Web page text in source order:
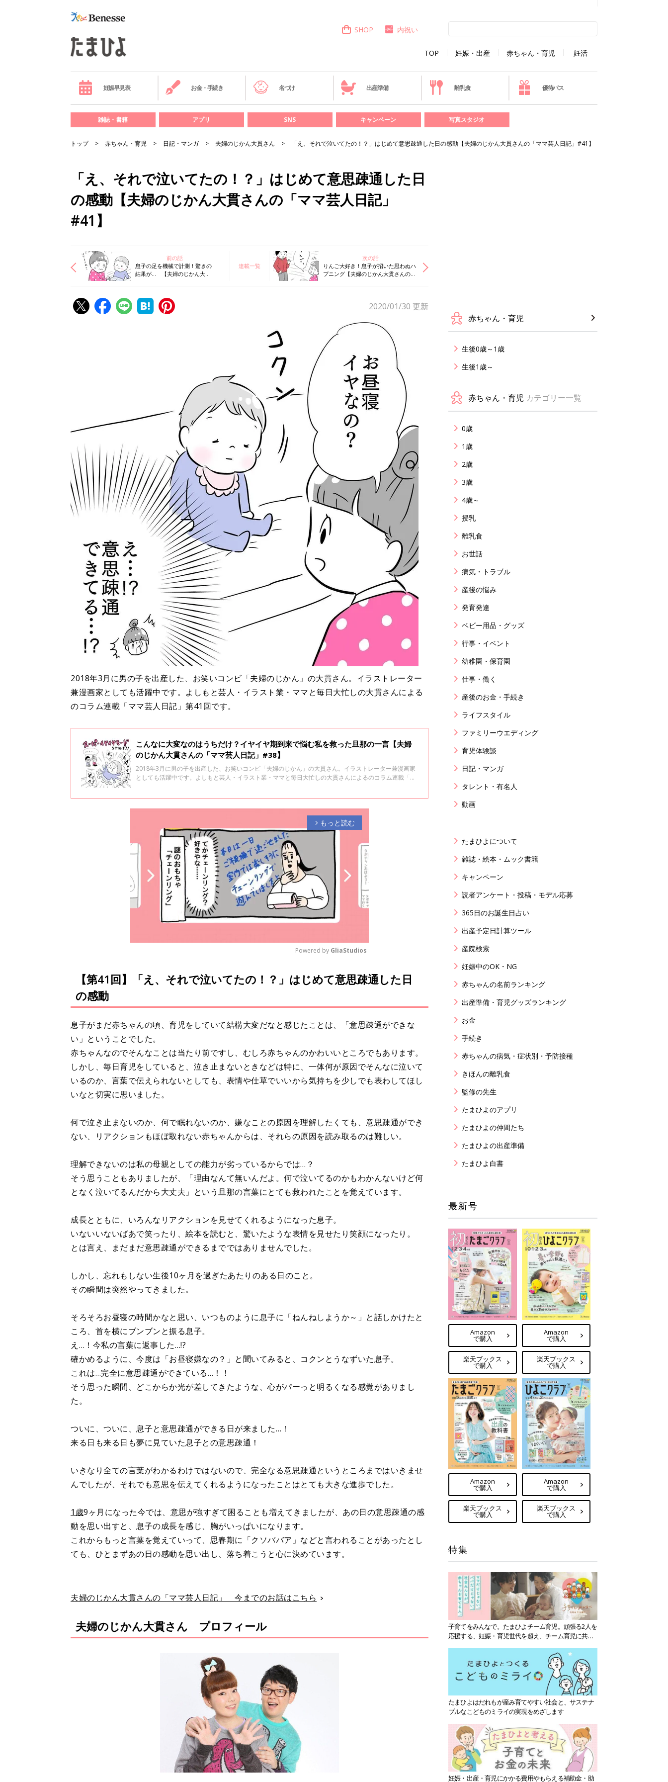
TOP 妊娠・出産 赤ちゃん・育児 妊活
SHOP 内祝い
妊娠早見表 お金・手続き 名づけ 出産準備 離乳食 優待パス
雑誌・書籍 アプリ SNS キャンペーン 写真スタジオ
トップ 赤ちゃん・育児 日記・マンガ 夫婦のじかん大貫さん 「え、それで泣いてたの！？」はじめて意思疎通した日の感動【夫婦のじかん大貫さんの「ママ芸人日記」#41】
「え、それで泣いてたの！？」はじめて意思疎通した日
の感動【夫婦のじかん大貫さんの「ママ芸人日記」
#41】
前の話
息子の足を機械で計測！驚きの
結果が… 【夫婦のじかん大貫
連載一覧
次の話
りんご大好き！息子が招いた思わぬハ
プニング【夫婦のじかん大貫さんの
2020/01/30 更新
2018年3月に男の子を出産した、お笑いコンビ「夫婦のじかん」の大貫さん。イラストレーター
兼漫画家としても活躍中です。よしもと芸人・イラスト業・ママと毎日大忙しの大貫さんによる
のコラム連載「ママ芸人日記」第41回です。
こんなに大変なのはうちだけ？イヤイヤ期到来で悩む私を救った旦那の一言【夫婦
のじかん大貫さんの「ママ芸人日記」#38】
2018年3月に男の子を出産した、お笑いコンビ「夫婦のじかん」の大貫さん。イラストレーター兼漫画家
としても活躍中です。よしもと芸人・イラスト業・ママと毎日大忙しの大貫さんによるのコラム連載「マ
arrow_forward_ios もっと読む
M
t
e
Powered by GliaStudios
【第41回】「え、それで泣いてたの！？」はじめて意思疎通した日
の感動
息子がまだ赤ちゃんの頃、育児をしていて結構大変だなと感じたことは、「意思疎通ができな
い」ということでした。
赤ちゃんなのでそんなことは当たり前ですし、むしろ赤ちゃんのかわいいところでもあります。
しかし、毎日育児をしていると、泣き止まないときなどは特に、一体何が原因でそんなに泣いて
いるのか、言葉で伝えられないとしても、表情や仕草でいいから気持ちを少しでも表わしてほし
いなと切実に思いました。
何で泣き止まないのか、何で眠れないのか、嫌なことの原因を理解したくても、意思疎通ができ
ない、リアクションもほぼ取れない赤ちゃんからは、それらの原因を読み取るのは難しい。
理解できないのは私の母親としての能力が劣っているからでは…？
そう思うこともありましたが、「理由なんて無いんだよ。何で泣いてるのかもわかんないけど何
となく泣いてるんだから大丈夫」という旦那の言葉にとても救われたことを覚えています。
成長とともに、いろんなリアクションを見せてくれるようになった息子。
いないいないばあで笑ったり、絵本を読むと、驚いたような表情を見せたり笑顔になったり。
とは言え、まだまだ意思疎通ができるまでではありませんでした。
しかし、忘れもしない生後10ヶ月を過ぎたあたりのある日のこと。
その瞬間は突然やってきました。
そろそろお昼寝の時間かなと思い、いつものように息子に「ねんねしようか～」と話しかけたと
ころ、首を横にブンブンと振る息子。
え…！今私の言葉に返事した…!?
確かめるように、今度は「お昼寝嫌なの？」と聞いてみると、コクンとうなずいた息子。
これは…完全に意思疎通ができている…！！
そう思った瞬間、どこからか光が差してきたような、心がパーっと明るくなる感覚がありまし
た。
ついに、ついに、息子と意思疎通ができる日が来ました…！
来る日も来る日も夢に見ていた息子との意思疎通！
いきなり全ての言葉がわかるわけではないので、完全なる意思疎通というところまではいきませ
んでしたが、それでも意思を伝えてくれるようになったことはとても大きな進歩でした。
1歳9ヶ月になった今では、意思が強すぎて困ることも増えてきましたが、あの日の意思疎通の感
動を思い出すと、息子の成長を感じ、胸がいっぱいになります。
これからもっと言葉を覚えていって、思春期に「クソババア」などと言われることがあったとし
ても、ひとまずあの日の感動を思い出し、落ち着こうと心に決めています。
夫婦のじかん大貫さんの「ママ芸人日記」 今までのお話はこちら
夫婦のじかん大貫さん プロフィール
赤ちゃん・育児
生後0歳～1歳
生後1歳～
赤ちゃん・育児 カテゴリー一覧
0歳
1歳
2歳
3歳
4歳～
授乳
離乳食
お世話
病気・トラブル
産後の悩み
発育発達
ベビー用品・グッズ
行事・イベント
幼稚園・保育園
仕事・働く
産後のお金・手続き
ライフスタイル
ファミリーウエディング
育児体験談
日記・マンガ
タレント・有名人
動画
たまひよについて
雑誌・絵本・ムック書籍
キャンペーン
読者アンケート・投稿・モデル応募
365日のお誕生日占い
出産予定日計算ツール
産院検索
妊娠中のOK・NG
赤ちゃんの名前ランキング
出産準備・育児グッズランキング
お金
手続き
赤ちゃんの病気・症状別・予防接種
きほんの離乳食
監修の先生
たまひよのアプリ
たまひよの仲間たち
たまひよの出産準備
たまひよ白書
最新号
Amazon
で購入
楽天ブックス
で購入
Amazon
で購入
楽天ブックス
で購入
Amazon
で購入
楽天ブックス
で購入
Amazon
で購入
楽天ブックス
で購入
特集
子育てをみんなで。たまひよチーム育児。頑張る2人を
応援する、妊娠・育児世代を超え、チーム育児に共感
たまひよはだれもが産み育てやすい社会と、サステナ
ブルなこどものミライの実現をめざします
妊娠・出産・育児にかかる費用やもらえる補助金・助